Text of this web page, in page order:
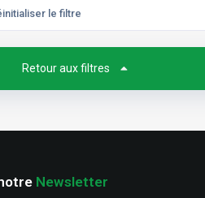
le filtre
Retour aux filtres
Newsletter